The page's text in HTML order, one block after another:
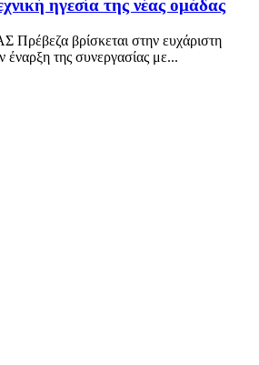
ηγεσία της νέας ομάδας
βρίσκεται στην ευχάριστη
έναρξη της συνεργασίας με...